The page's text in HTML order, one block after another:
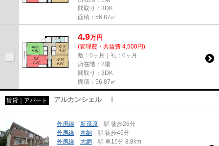
間取り：3DK
面積：56.87㎡
4.9万円
(管理費・共益費 4,500円)
敷：0ヶ月｜礼：0ヶ月
所在階：2階
間取り：3DK
面積：56.87㎡
賃貸｜アパート アルカンシェル Ⅰ
外房線 「新茂原 」駅 徒歩26分
外房線 「本納 」駅 徒歩46分
外房線 「大網 」駅 車16分 8.8km